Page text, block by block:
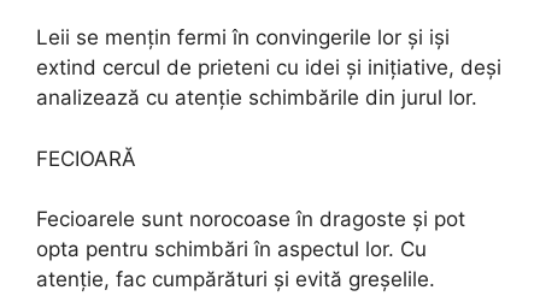
Leii se mențin fermi în convingerile lor și iși
extind cercul de prieteni cu idei și inițiative, deși
analizează cu atenție schimbările din jurul lor.
FECIOARĂ
Fecioarele sunt norocoase în dragoste și pot
opta pentru schimbări în aspectul lor. Cu
atenție, fac cumpărături și evită greșelile.